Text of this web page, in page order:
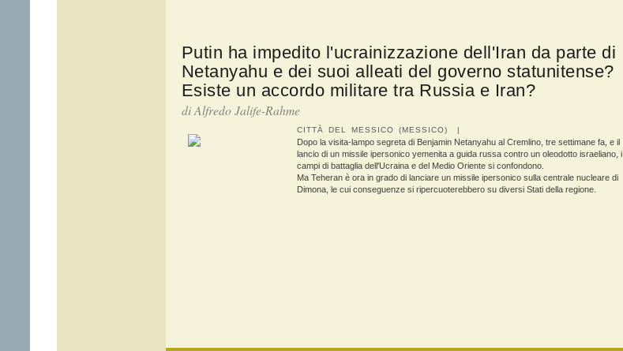
Putin ha impedito l'ucrainizzazione dell'Iran da parte di
Netanyahu e dei suoi alleati del governo statunitense?
Esiste un accordo militare tra Russia e Iran?
di Alfredo Jalife-Rahme
CITTÀ DEL MESSICO (MESSICO) |
Dopo la visita-lampo segreta di Benjamin Netanyahu al Cremlino, tre settimane fa, e il
lancio di un missile ipersonico yemenita a guida russa contro un oleodotto israeliano, i
campi di battaglia dell'Ucraina e del Medio Oriente si confondono.
Ma Teheran è ora in grado di lanciare un missile ipersonico sulla centrale nucleare di
Dimona, le cui conseguenze si ripercuoterebbero su diversi Stati della regione.